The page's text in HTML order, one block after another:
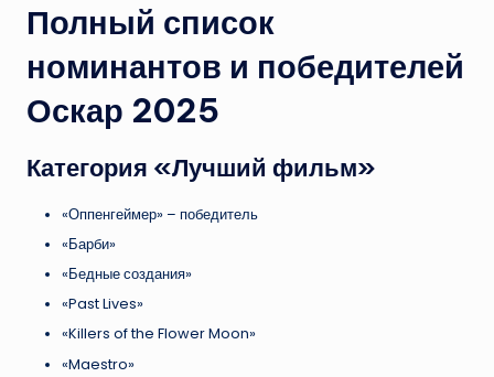
Полный список
номинантов и победителей
Оскар 2025
Категория «Лучший фильм»
«Оппенгеймер» – победитель
«Барби»
«Бедные создания»
«Past Lives»
«Killers of the Flower Moon»
«Maestro»